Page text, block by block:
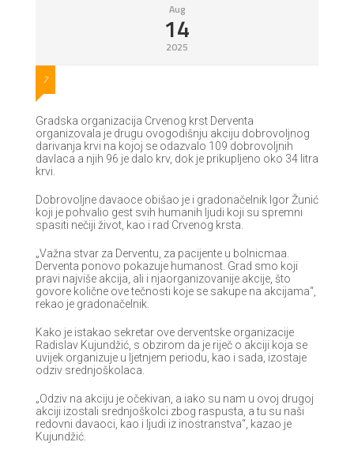
Aug
14
2025
7
Gradska organizacija Crvenog krst Derventa
organizovala je drugu ovogodišnju akciju dobrovoljnog
darivanja krvi na kojoj se odazvalo 109 dobrovoljnih
davlaca a njih 96 je dalo krv, dok je prikupljeno oko 34 litra
krvi.
Dobrovoljne davaoce obišao je i gradonačelnik Igor Žunić
koji je pohvalio gest svih humanih ljudi koji su spremni
spasiti nečiji život, kao i rad Crvenog krsta.
„Važna stvar za Derventu, za pacijente u bolnicmaa.
Derventa ponovo pokazuje humanost. Grad smo koji
pravi najviše akcija, ali i njaorganizovanije akcije, što
govore količne ove tečnosti koje se sakupe na akcijama“,
rekao je gradonačelnik.
Kako je istakao sekretar ove derventske organizacije
Radislav Kujundžić, s obzirom da je riječ o akciji koja se
uvijek organizuje u ljetnjem periodu, kao i sada, izostaje
odziv srednjoškolaca.
„Odziv na akciju je očekivan, a iako su nam u ovoj drugoj
akciji izostali srednjoškolci zbog raspusta, a tu su naši
redovni davaoci, kao i ljudi iz inostranstva“, kazao je
Kujundžić.